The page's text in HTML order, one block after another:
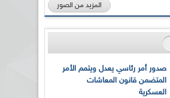
المزيد من الصور
صدور أمر رئاسي يعدل ويتمم الأمر
المتضمن قانون المعاشات
العسكرية